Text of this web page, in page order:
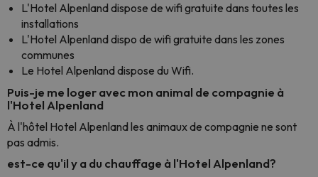
L'Hotel Alpenland dispose de wifi gratuite dans toutes les
installations
L'Hotel Alpenland dispo de wifi gratuite dans les zones
communes
Le Hotel Alpenland dispose du Wifi.
Puis-je me loger avec mon animal de compagnie à
l'Hotel Alpenland
À l'hôtel Hotel Alpenland les animaux de compagnie ne sont
pas admis.
est-ce qu'il y a du chauffage à l'Hotel Alpenland?